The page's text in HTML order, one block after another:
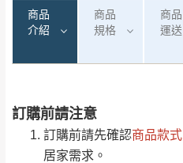
商品
介紹
商品
規格
商品
運送
訂購前請注意
訂購前請先確認商品款
居家需求。
運 費
注意事項：
由於品項繁多，網
0/5 (0)筆